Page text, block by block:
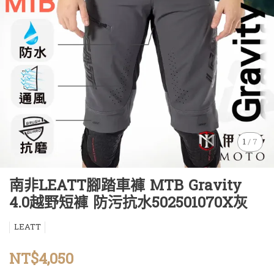
1/7
南非LEATT腳踏車褲 MTB Gravity
4.0越野短褲 防污抗水502501070X灰
LEATT
NT$4,050